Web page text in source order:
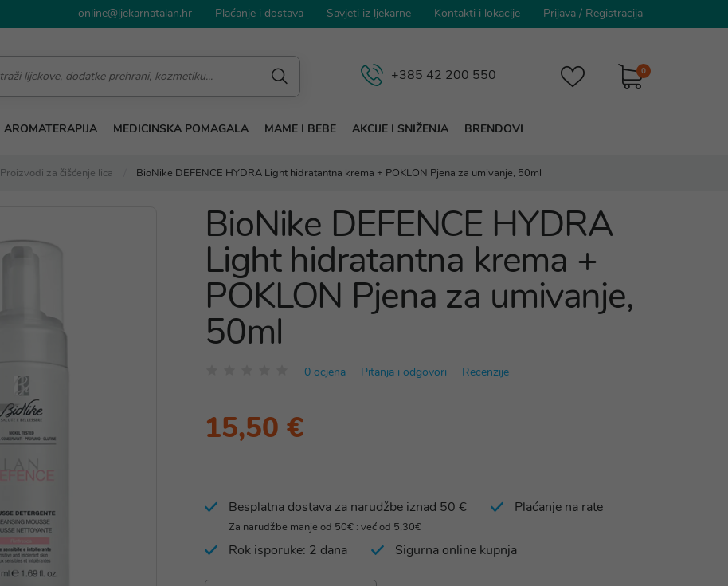
online@ljekarnatalan.hr Plaćanje i dostava Savjeti iz ljekarne Kontakti i lokacije Prijava / Registracija
0
+385 42 200 550
AROMATERAPIJA MEDICINSKA POMAGALA MAME I BEBE AKCIJE I SNIŽENJA BRENDOVI
Proizvodi za čišćenje lica BioNike DEFENCE HYDRA Light hidratantna krema + POKLON Pjena za umivanje, 50ml
BioNike DEFENCE HYDRA
Light hidratantna krema +
POKLON Pjena za umivanje,
50ml
0 ocjena Pitanja i odgovori Recenzije
15,50 €
Besplatna dostava za narudžbe iznad 50 €
Za narudžbe manje od 50€ : već od 5,30€
Plaćanje na rate
Rok isporuke: 2 dana Sigurna online kupnja